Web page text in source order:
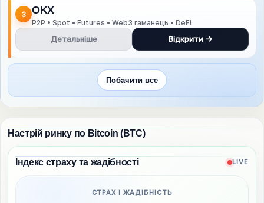
3 OKX
P2P • Spot • Futures • Web3 гаманець • DeFi
Детальніше Відкрити →
Побачити все
Настрій ринку по Bitcoin (BTC)
Індекс страху та жадібності LIVE
СТРАХ І ЖАДІБНІСТЬ